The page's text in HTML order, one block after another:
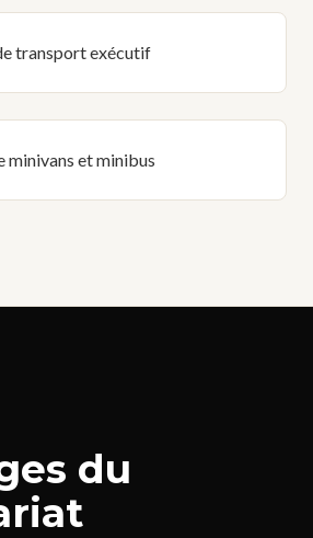
transport exécutif
minivans et minibus
du